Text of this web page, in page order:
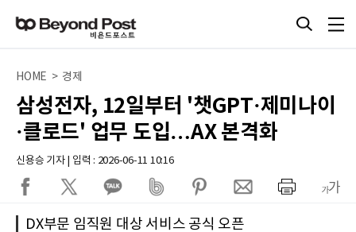
HOME > 경제
삼성전자, 12일부터 '챗GPT·제미나이
·클로드' 업무 도입…AX 본격화
신용승 기자 | 입력 : 2026-06-11 10:16
DX부문 임직원 대상 서비스 공식 오픈